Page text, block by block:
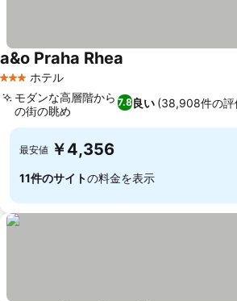
3 ホテルのランク
ホテル
a&o Praha Rhea
7.8良い (38,908件の評
モダンな高層階から
の街の眺め
最安値 ￥4,356
11件のサイトの料金を表示